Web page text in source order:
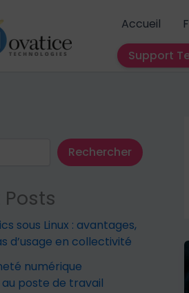
Accueil
Support
Rechercher
sous Linux : avantages,
d’usage en collectivité
numérique
poste de travail